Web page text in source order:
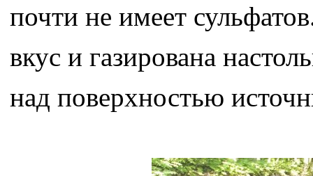
почти не имеет
вкус и газирована
над поверхностью